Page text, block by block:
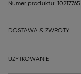
Numer produktu: 10217765
DOSTAWA & ZWROTY
UŻYTKOWANIE